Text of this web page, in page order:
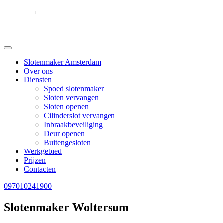
Slotenmaker Amsterdam
Over ons
Diensten
Spoed slotenmaker
Sloten vervangen
Sloten openen
Cilinderslot vervangen
Inbraakbeveiliging
Deur openen
Buitengesloten
Werkgebied
Prijzen
Contacten
097010241900
Slotenmaker Woltersum